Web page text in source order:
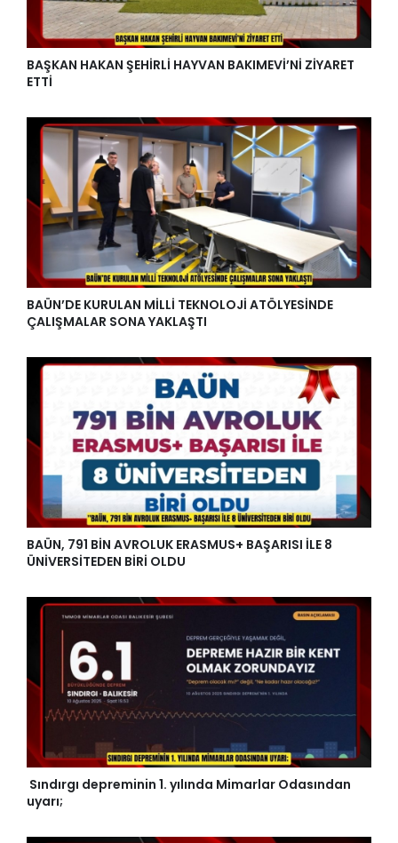
BAŞKAN HAKAN ŞEHİRLİ HAYVAN BAKIMEVİ’Nİ ZİYARET
ETTİ
BAÜN’DE KURULAN MİLLİ TEKNOLOJİ ATÖLYESİNDE
ÇALIŞMALAR SONA YAKLAŞTI
BAÜN, 791 BİN AVROLUK ERASMUS+ BAŞARISI İLE 8
ÜNİVERSİTEDEN BİRİ OLDU
Sındırgı depreminin 1. yılında Mimarlar Odasından
uyarı;